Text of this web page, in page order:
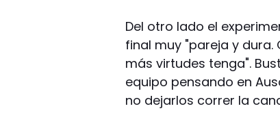
Del otro lado el
final muy "pareja y
más virtudes tenga".
equipo pensando en
no dejarlos correr la